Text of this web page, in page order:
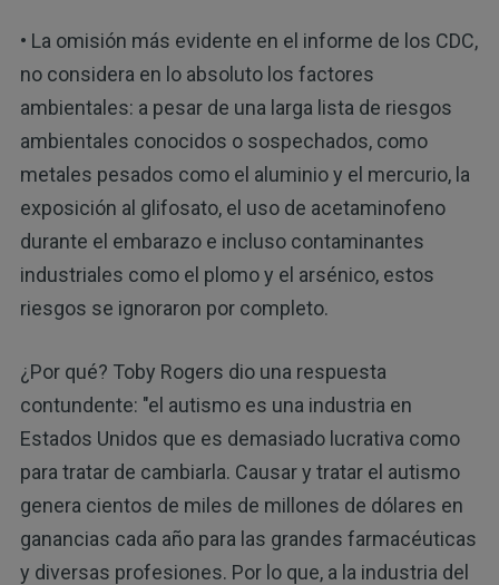
• La omisión más evidente en el informe de los CDC,
no considera en lo absoluto los factores
ambientales: a pesar de una larga lista de riesgos
ambientales conocidos o sospechados, como
metales pesados como el aluminio y el mercurio, la
exposición al glifosato, el uso de acetaminofeno
durante el embarazo e incluso contaminantes
industriales como el plomo y el arsénico, estos
riesgos se ignoraron por completo.
¿Por qué? Toby Rogers dio una respuesta
contundente: "el autismo es una industria en
Estados Unidos que es demasiado lucrativa como
para tratar de cambiarla. Causar y tratar el autismo
genera cientos de miles de millones de dólares en
ganancias cada año para las grandes farmacéuticas
y diversas profesiones. Por lo que, a la industria del